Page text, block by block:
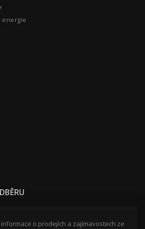
energie
o prodejích a zajímavostech ze